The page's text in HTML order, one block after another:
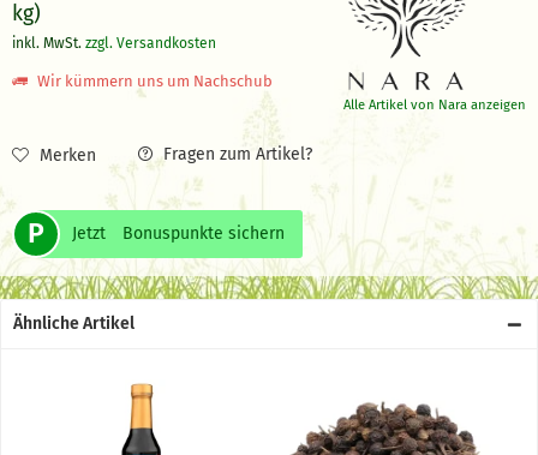
Alle Artikel von Nara anzeigen
kg)
inkl. MwSt. zzgl. Versandkosten
Wir kümmern uns um Nachschub
Merken Fragen zum Artikel?
P Jetzt Bonuspunkte sichern
Ähnliche Artikel